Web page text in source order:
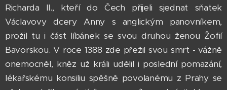
Richarda II., kteří do Čech přijeli sjednat sňatek
Václavovy dcery Anny s anglickým panovníkem,
prožil tu i část líbánek se svou druhou ženou Žofií
Bavorskou. V roce 1388 zde přežil svou smrt - vážně
onemocněl, kněz už králi udělil i poslední pomazání,
lékařskému konsiliu spěšně povolanému z Prahy se